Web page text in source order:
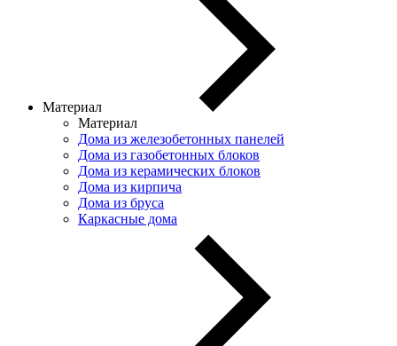
Материал
Материал
Дома из железобетонных панелей
Дома из газобетонных блоков
Дома из керамических блоков
Дома из кирпича
Дома из бруса
Каркасные дома